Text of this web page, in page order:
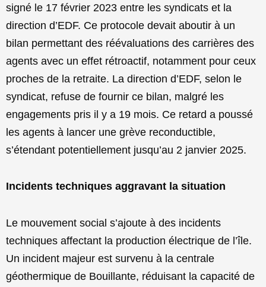
signé le 17 février 2023 entre les syndicats et la
direction d’EDF. Ce protocole devait aboutir à un
bilan permettant des réévaluations des carrières des
agents avec un effet rétroactif, notamment pour ceux
proches de la retraite. La direction d’EDF, selon le
syndicat, refuse de fournir ce bilan, malgré les
engagements pris il y a 19 mois. Ce retard a poussé
les agents à lancer une grève reconductible,
s’étendant potentiellement jusqu’au 2 janvier 2025.
Incidents techniques aggravant la situation
Le mouvement social s’ajoute à des incidents
techniques affectant la production électrique de l’île.
Un incident majeur est survenu à la centrale
géothermique de Bouillante, réduisant la capacité de